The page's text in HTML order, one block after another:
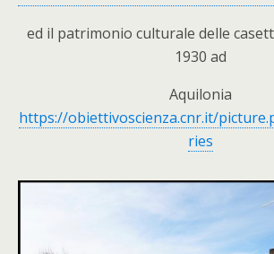
ed il patrimonio culturale delle
1930 ad
Aquilonia
https://obiettivoscienza.cnr.it/
ries